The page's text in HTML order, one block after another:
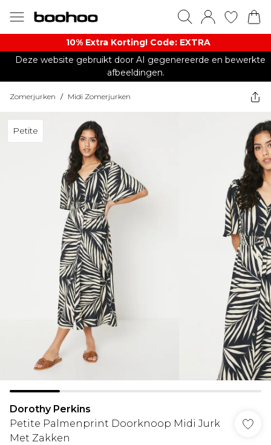
10% Extra Korting! Code: EXTRA​
Deze website gebruikt door AI gegenereerde en bewerkte
afbeeldingen.
Zomerjurken / Midi Zomerjurken
Petite
Dorothy Perkins
Petite Palmenprint Doorknoop Midi Jurk
Met Zakken